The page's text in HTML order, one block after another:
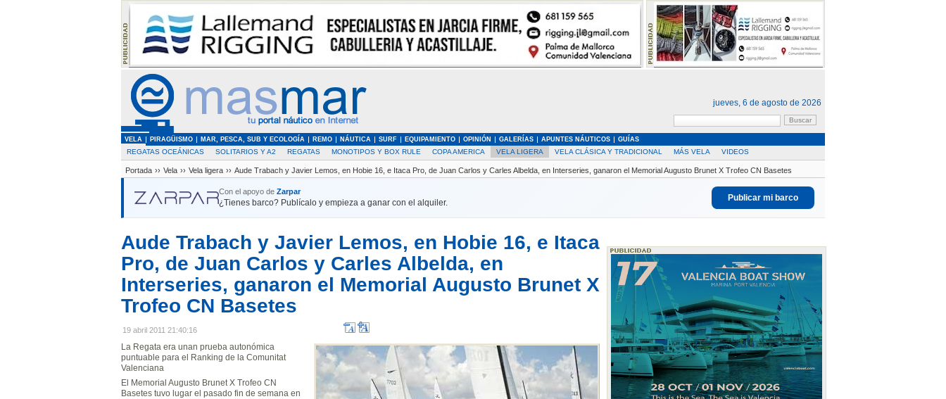
jueves, 6 de agosto de 2026
VELA PIRAGÜISMO MAR, PESCA, SUB Y ECOLOGÍA REMO NÁUTICA SURF EQUIPAMIENTO OPINIÓN GALERÍAS APUNTES NÁUTICOS GUÍAS
REGATAS OCEÁNICAS SOLITARIOS Y A2 REGATAS MONOTIPOS Y BOX RULE COPA AMERICA VELA LIGERA VELA CLÁSICA Y TRADICIONAL MÁS VELA VIDEOS
Portada ›› Vela ›› Vela ligera ›› Aude Trabach y Javier Lemos, en Hobie 16, e Itaca Pro, de Juan Carlos y Carles Albelda, en Interseries, ganaron el Memorial Augusto Brunet X Trofeo CN Basetes
Con el apoyo de Zarpar
¿Tienes barco? Publícalo y empieza a ganar con el alquiler.
Publicar mi barco
Aude Trabach y Javier Lemos, en Hobie 16, e Itaca
Pro, de Juan Carlos y Carles Albelda, en
Interseries, ganaron el Memorial Augusto Brunet X
Trofeo CN Basetes
19 abril 2011 21:40:16
La Regata era unan prueba autonómica
puntuable para el Ranking de la Comunitat
Valenciana
El Memorial Augusto Brunet X Trofeo CN
Basetes tuvo lugar el pasado fin de semana en